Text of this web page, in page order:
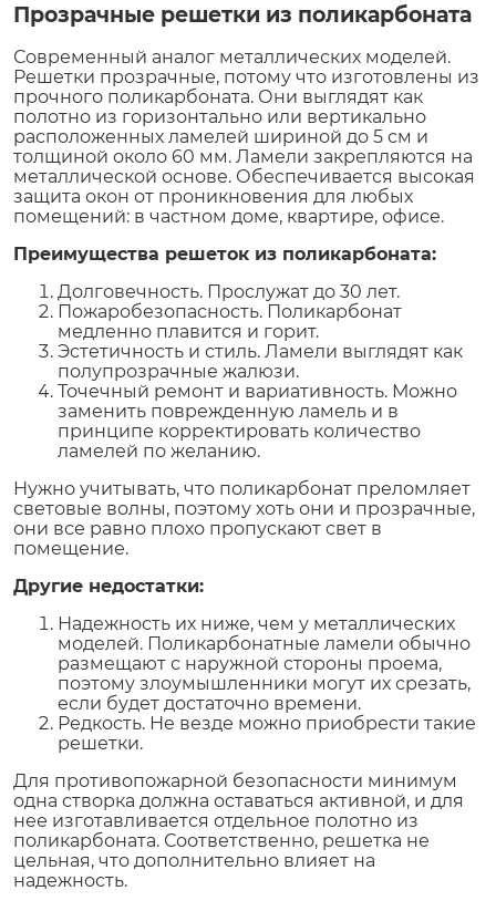
Прозрачные решетки из поликарбоната
Современный аналог металлических моделей.
Решетки прозрачные, потому что изготовлены из
прочного поликарбоната. Они выглядят как
полотно из горизонтально или вертикально
расположенных ламелей шириной до 5 см и
толщиной около 60 мм. Ламели закрепляются на
металлической основе. Обеспечивается высокая
защита окон от проникновения для любых
помещений: в частном доме, квартире, офисе.
Преимущества решеток из поликарбоната:
Долговечность. Прослужат до 30 лет.
Пожаробезопасность. Поликарбонат
медленно плавится и горит.
Эстетичность и стиль. Ламели выглядят как
полупрозрачные жалюзи.
Точечный ремонт и вариативность. Можно
заменить поврежденную ламель и в
принципе корректировать количество
ламелей по желанию.
Нужно учитывать, что поликарбонат преломляет
световые волны, поэтому хоть они и прозрачные,
они все равно плохо пропускают свет в
помещение.
Другие недостатки:
Надежность их ниже, чем у металлических
моделей. Поликарбонатные ламели обычно
размещают с наружной стороны проема,
поэтому злоумышленники могут их срезать,
если будет достаточно времени.
Редкость. Не везде можно приобрести такие
решетки.
Для противопожарной безопасности минимум
одна створка должна оставаться активной, и для
нее изготавливается отдельное полотно из
поликарбоната. Соответственно, решетка не
цельная, что дополнительно влияет на
надежность.